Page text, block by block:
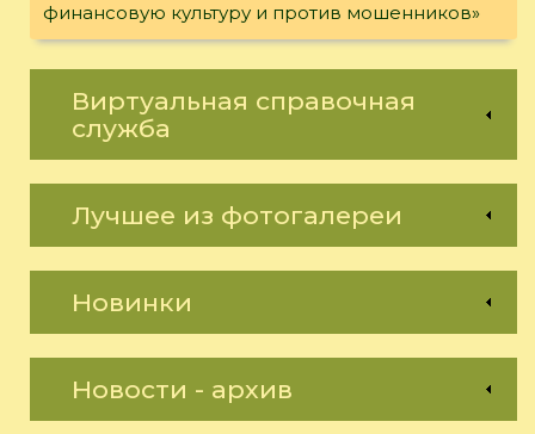
финансовую культуру и против мошенников»
Виртуальная справочная
служба
Лучшее из фотогалереи
Новинки
Новости - архив